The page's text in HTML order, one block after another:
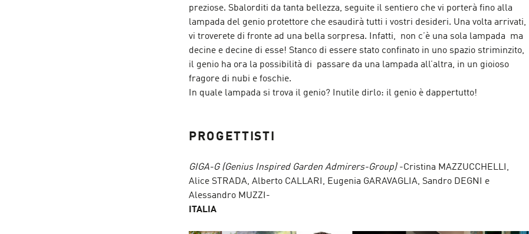
preziose. Sbalorditi da tanta bellezza, seguite il sentiero che vi porterà fino alla
lampada del genio protettore che esaudirà tutti i vostri desideri. Una volta arrivati,
vi troverete di fronte ad una bella sorpresa. Infatti, non c’è una sola lampada ma
decine e decine di esse! Stanco di essere stato confinato in uno spazio striminzito,
il genio ha ora la possibilità di passare da una lampada all’altra, in un gioioso
fragore di nubi e foschie.
In quale lampada si trova il genio? Inutile dirlo: il genio è dappertutto!
PROGETTISTI
GIGA-G (Genius Inspired Garden Admirers-Group)-Cristina MAZZUCCHELLI,
Alice STRADA, Alberto CALLARI, Eugenia GARAVAGLIA, Sandro DEGNI e
Alessandro MUZZI-
ITALIA